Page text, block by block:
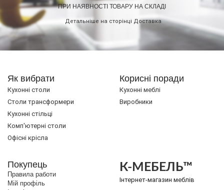
ПРИ НАЯВНОСТІ ТОВАРУ НА СКЛАДІ
Детальніше на сторінці Доставка
Як вибрати
Кухонні столи
Cтоли трансформери
Кухонні стільці
Комп'ютерні столи
Офісні крісла
Корисні поради
Кухонні меблі
Виробники
Покупець
Правила работи
Мій профіль
К-МЕБЕЛЬ™
Інтернет-магазин меблів